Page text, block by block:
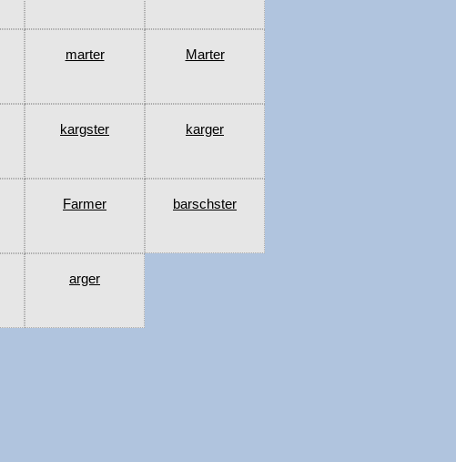
marter Marter
kargster karger
Farmer barschster
arger